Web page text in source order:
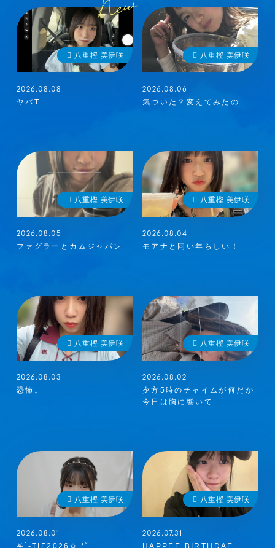
八重樫 美伊咲
2026.08.08
ヤバT
八重樫 美伊咲
2026.08.06
気づいた？変えてみたの
八重樫 美伊咲
2026.08.05
ファグラーとカムジャパン
八重樫 美伊咲
2026.08.04
モアナと同い年らしい！
八重樫 美伊咲
2026.08.03
恐怖。
八重樫 美伊咲
2026.08.02
夕方5時のチャイムが何だか
今日は胸に響いて
八重樫 美伊咲
2026.08.01
𖤐 ̖́-‬TIF2026✩.*˚
八重樫 美伊咲
2026.07.31
HAPPEE BIRTHDAE